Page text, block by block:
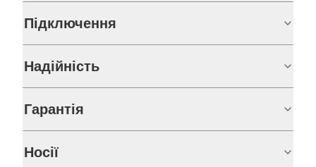
Підключення
Надійність
Гарантія
Носії